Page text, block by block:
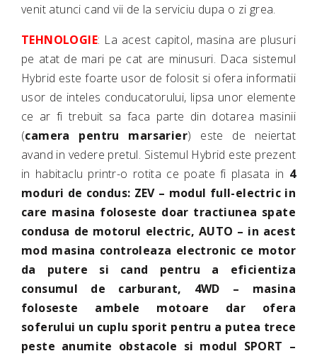
venit atunci cand vii de la serviciu dupa o zi grea.
TEHNOLOGIE: La acest capitol, masina are plusuri
pe atat de mari pe cat are minusuri. Daca sistemul
Hybrid este foarte usor de folosit si ofera informatii
usor de inteles conducatorului, lipsa unor elemente
ce ar fi trebuit sa faca parte din dotarea masinii
(camera pentru marsarier) este de neiertat
avand in vedere pretul. Sistemul Hybrid este prezent
in habitaclu printr-o rotita ce poate fi plasata in 4
moduri de condus: ZEV – modul full-electric in
care masina foloseste doar tractiunea spate
condusa de motorul electric, AUTO – in acest
mod masina controleaza electronic ce motor
da putere si cand pentru a eficientiza
consumul de carburant, 4WD – masina
foloseste ambele motoare dar ofera
soferului un cuplu sporit pentru a putea trece
peste anumite obstacole si modul SPORT –